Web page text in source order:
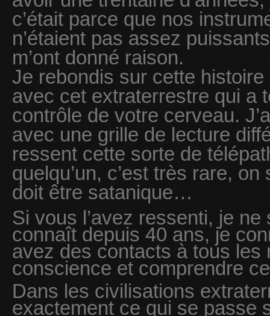
c’était parce que nos
n’étaient pas assez
m’ont donné raison.
Je rebondis sur cette
avec cet extraterrestre qui a
contrôle de votre cerveau.
avec une grille de lecture
ressent cette sorte de
quelqu’un, c’est très rare,
doit être satanique…
Si vous l’avez ressenti, je
connaît depuis 40 ans, je
avez des contacts à tous les
conscience et comprendre
Dans les civilisations
exactement ce qui se passe